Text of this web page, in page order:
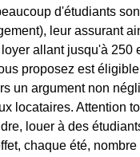
d'étudiants
leur assurant
allant jusqu'à 250
proposez est
un argument non
locataires. Attention
louer à des
chaque été,